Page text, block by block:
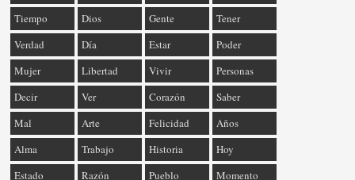
Tiempo
Dios Gente
Tener
Verdad
Día Estar
Poder
Mujer
Libertad Vivir
Personas
Decir
Ver Corazón
Saber
Mal
Arte Felicidad
Años
Alma
Trabajo Historia
Hoy
Estado
Razón Pueblo Momento